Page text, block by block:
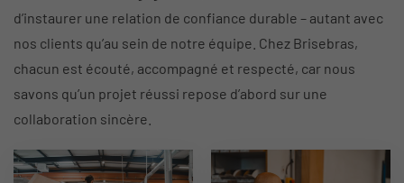
d’instaurer une relation de confiance durable – autant avec
nos clients qu’au sein de notre équipe. Chez Brisebras,
chacun est écouté, accompagné et respecté, car nous
savons qu’un projet réussi repose d’abord sur une
collaboration sincère.